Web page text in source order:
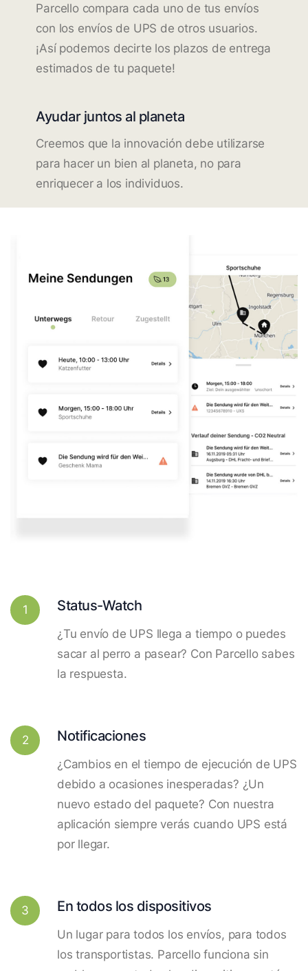
Parcello compara cada uno de tus envíos
con los envíos de UPS de otros usuarios.
¡Así podemos decirte los plazos de entrega
estimados de tu paquete!
Ayudar juntos al planeta
Creemos que la innovación debe utilizarse
para hacer un bien al planeta, no para
enriquecer a los individuos.
1 Status-Watch
¿Tu envío de UPS llega a tiempo o puedes
sacar al perro a pasear? Con Parcello sabes
la respuesta.
2 Notificaciones
¿Cambios en el tiempo de ejecución de UPS
debido a ocasiones inesperadas? ¿Un
nuevo estado del paquete? Con nuestra
aplicación siempre verás cuando UPS está
por llegar.
3 En todos los dispositivos
Un lugar para todos los envíos, para todos
los transportistas. Parcello funciona sin